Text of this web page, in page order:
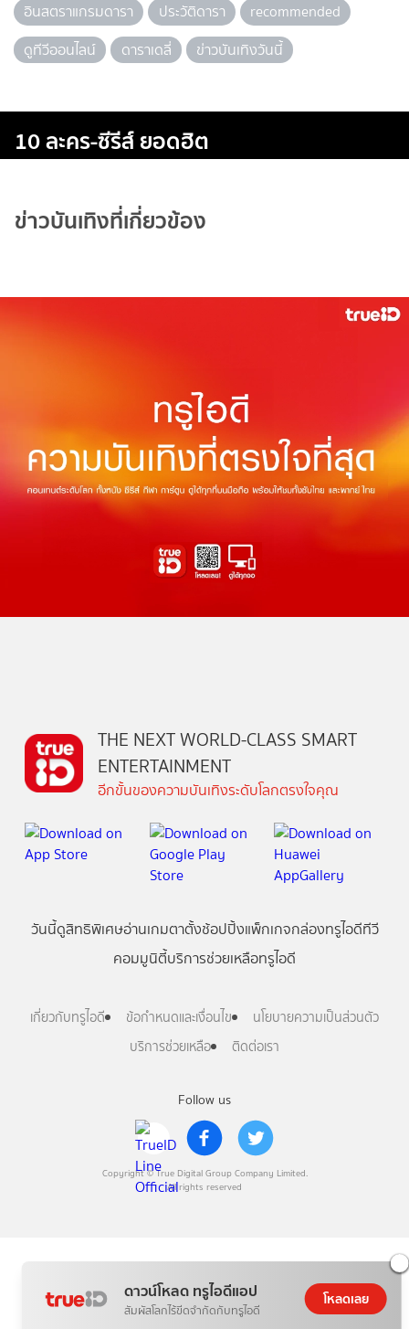
อินสตราแกรมดารา
ประวัติดารา
recommended
ดูทีวีออนไลน์
ดาราเดลี่ ข่าวบันเทิงวันนี้
10 ละคร-ซีรีส์ ยอดฮิต
ข่าวบันเทิงที่เกี่ยวข้อง
ดาวน์โหลด ทรูไอดีแอป
สัมผัสโลกไร้ขีดจำกัดกับทรูไอดี
โหลดเลย
Follow us
Copyright © True Digital Group Company Limited.
All rights reserved
THE NEXT WORLD-CLASS SMART
ENTERTAINMENT
อีกขั้นของความบันเทิงระดับโลกตรงใจคุณ
วันนี้ดูสิทธิพิเศษอ่านเกมตาตั้งช้อปปิ้งแพ็กเกจกล่องทรูไอดีทีวี
คอมมูนิตี้บริการช่วยเหลือทรูไอดี
เกี่ยวกับทรูไอดี ข้อกำหนดและเงื่อนไข
นโยบายความเป็นส่วนตัว
บริการช่วยเหลือ
ติดต่อเรา